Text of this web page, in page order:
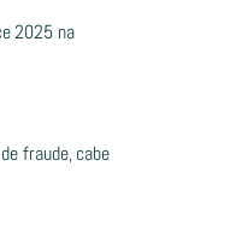
2025 na
fraude, cabe